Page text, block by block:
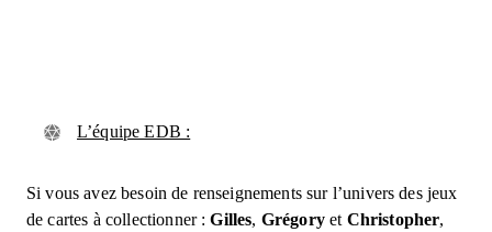
L’équipe EDB :
Si vous avez besoin de renseignements sur l’univers des jeux
de cartes à collectionner :Gilles, Grégoryet Christopher,